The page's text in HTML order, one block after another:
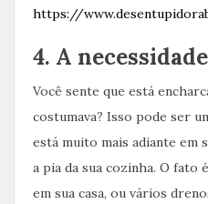
https://
4. A
Você sente que está
costumava? Isso pode ser
está muito mais adiante em
a pia da sua cozinha. O fato
em sua casa, ou vários